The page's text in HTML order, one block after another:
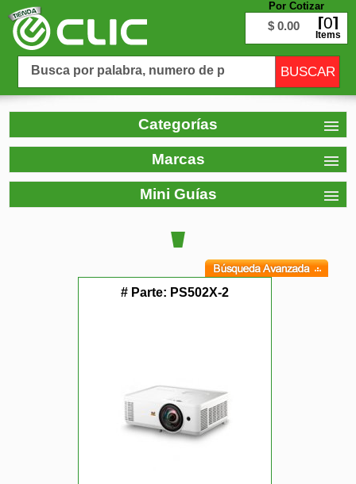
Por Cotizar
$ 0.00 0
Items
Categorías
Marcas
Mini Guías
# Parte: PS502X-2